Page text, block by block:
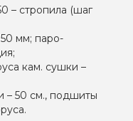
– стропила (шаг
мм; паро-
кам. сушки –
– 50 см., подшиты